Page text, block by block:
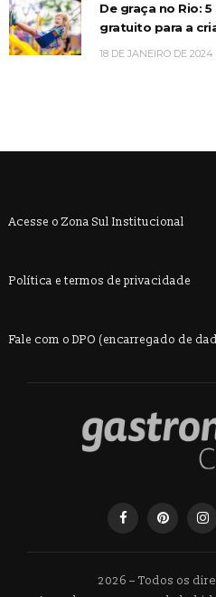
De graça no Rio:
gratuito para a
18 DE JANEIRO DE 2024
Acesse o Zona Sul Institucional
Política e termos de privacidade
Fale com o DPO (encarregado de
2026 – Todos os